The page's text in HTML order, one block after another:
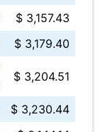
$ 3,157.43
$ 3,179.40
$ 3,204.51
$ 3,230.44